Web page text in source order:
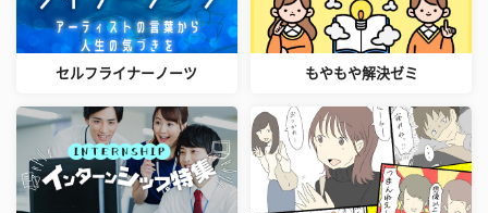
セルフライナーノーツ もやもや解決ゼミ